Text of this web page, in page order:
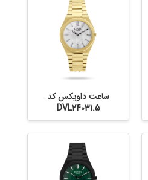
ساعت داویکس کد
DVL24031.5